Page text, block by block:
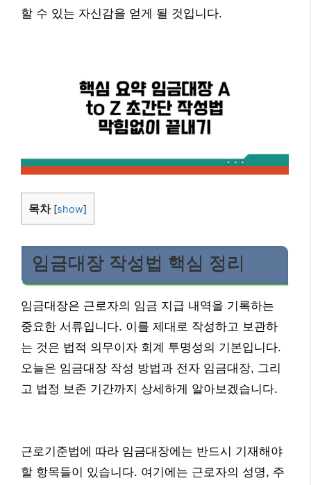
할 수 있는 자신감을 얻게 될 것입니다.
목차 [show]
임금대장 작성법 핵심 정리
임금대장은 근로자의 임금 지급 내역을 기록하는
중요한 서류입니다. 이를 제대로 작성하고 보관하
는 것은 법적 의무이자 회계 투명성의 기본입니다.
오늘은 임금대장 작성 방법과 전자 임금대장, 그리
고 법정 보존 기간까지 상세하게 알아보겠습니다.
근로기준법에 따라 임금대장에는 반드시 기재해야
할 항목들이 있습니다. 여기에는 근로자의 성명, 주